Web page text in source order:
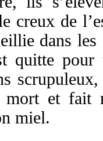
creux de l’
dans les
quittepour
scrupuleux
mortet fait
miel.